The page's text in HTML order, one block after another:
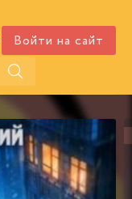
.COM
Войти на сайт